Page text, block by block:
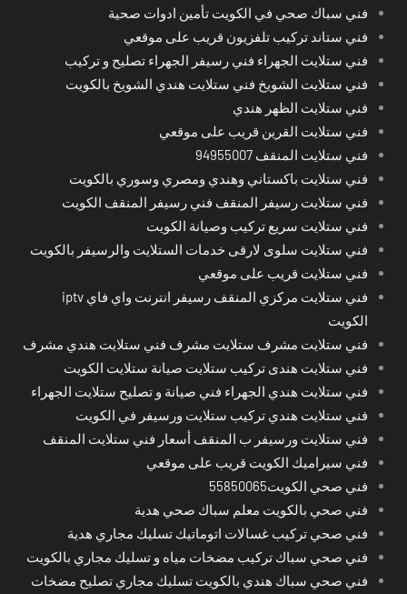
فني سباك صحي في الكويت تأمين ادوات صحية
فني ستاند تركيب تلفزيون قريب على موقعي
فني ستلايت الجهراء فني رسيفر الجهراء تصليح و تركيب
فني ستلايت الشويخ فني ستلايت هندي الشويخ بالكويت
فني ستلايت الظهر هندي
فني ستلايت القرين قريب على موقعي
فني ستلايت المنقف 94955007
فني ستلايت باكستاني وهندي ومصري وسوري بالكويت
فني ستلايت رسيفر المنقف فني رسيفر المنقف الكويت
فني ستلايت سريع تركيب وصيانة الكويت
فني ستلايت سلوى لارقى خدمات الستلايت والرسيفر بالكويت
فني ستلايت قريب على موقعي
فني ستلايت مركزي المنقف رسيفر انترنت واي فاي iptv
الكويت
فني ستلايت مشرف ستلايت مشرف فني ستلايت هندي مشرف
فني ستلايت هندى تركيب ستلايت صيانة ستلايت الكويت
فني ستلايت هندي الجهراء فني صيانة و تصليح ستلايت الجهراء
فني ستلايت هندي تركيب ستلايت ورسيفر في الكويت
فني ستلايت ورسيفر ب المنقف أسعار فني ستلايت المنقف
فني سيراميك الكويت قريب على موقعي
فني صحي الكويت55850065
فني صحي بالكويت معلم سباك صحي هدية
فني صحي تركيب غسالات اتوماتيك تسليك مجاري هدية
فني صحي سباك تركيب مضخات مياه و تسليك مجاري بالكويت
فني صحي سباك هندي بالكويت تسليك مجاري تصليح مضخات